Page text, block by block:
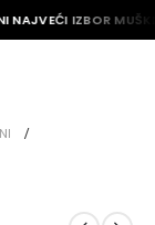
IZBOR